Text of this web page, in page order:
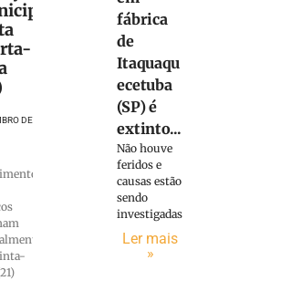
DE
fábrica
de
Itaquaqu
ecetuba
(SP) é
extinto...
Não houve
feridos e
causas estão
sendo
investigadas
Ler mais
»